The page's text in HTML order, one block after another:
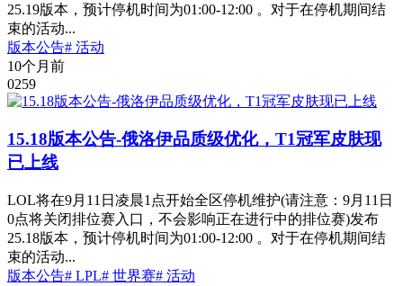
25.19版本，预计停机时间为01:00-12:00 。对于在停机期间结
束的活动...
版本公告# 活动
10个月前
0259
15.18版本公告-俄洛伊品质级优化，T1冠军皮肤现
已上线
LOL将在9月11日凌晨1点开始全区停机维护(请注意：9月11日
0点将关闭排位赛入口，不会影响正在进行中的排位赛)发布
25.18版本，预计停机时间为01:00-12:00 。对于在停机期间结
束的活动...
版本公告# LPL# 世界赛# 活动